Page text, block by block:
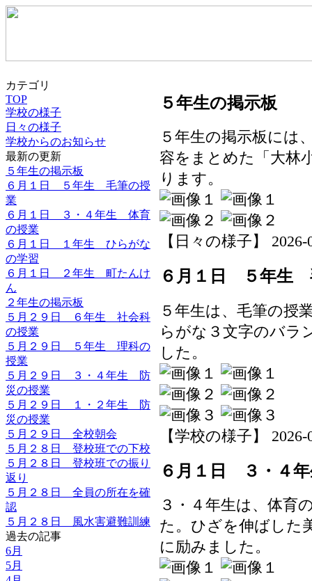
カテゴリ
TOP
学校の様子
日々の様子
学校からのお知らせ
最新の更新
５年生の掲示板
６月１日 ５年生 毛筆の授
業
６月１日 ３・４年生 体育
の授業
６月１日 １年生 ひらがな
の学習
６月１日 ２年生 町たんけ
ん
２年生の掲示板
５月２９日 ６年生 社会科
の授業
５月２９日 ５年生 理科の
授業
５月２９日 ３・４年生 防
災の授業
５月２９日 １・２年生 防
災の授業
５月２９日 全校朝会
５月２８日 登校班での下校
５月２８日 登校班での振り
返り
５月２８日 全員の所在を確
認
５月２８日 風水害避難訓練
過去の記事
6月
5月
５年生の掲示板
５年生の掲示板には
容をまとめた「大林
ります。
【日々の様子】
６月１日 ５年生
５年生は、毛筆の授
らがな３文字のバラ
した。
【学校の様子】
６月１日 ３・４
３・４年生は、体育
た。ひざを伸ばした
に励みました。